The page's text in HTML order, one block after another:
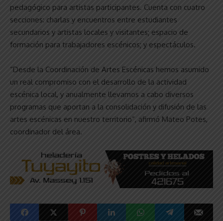
pedagógico para artistas participantes. Cuenta con cuatro
secciones: charlas y encuentros entre estudiantes
secundarios y artistas locales y visitantes; espacio de
formación para trabajadores escénicos; y espectáculos.
“Desde la Coordinación de Artes Escénicas hemos asumido
un real compromiso con el desarrollo de la actividad
escénica local, y anualmente llevamos a cabo diversos
programas que aportan a la consolidación y difusión de las
artes escénicas en nuestro territorio”, afirmó Mateo Potes,
coordinador del área.